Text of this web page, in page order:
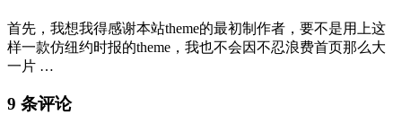
首先，我想我得感谢本站theme的最初制作者，要不是用上这
样一款仿纽约时报的theme，我也不会因不忍浪费首页那么大
一片 …
9 条评论